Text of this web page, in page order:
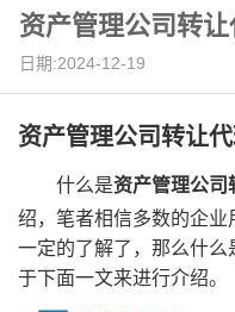
资产管理公司转
日期:2024-12-19
资产管理公司转让
什么是资产管理公司
绍，笔者相信多数的企
一定的了解了，那么什
于下面一文来进行介绍。